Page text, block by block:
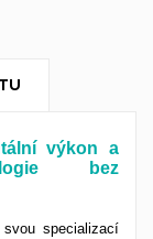
výkon a
bez
specializací